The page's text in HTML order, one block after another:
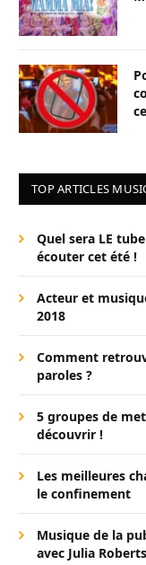
TOP ARTICLES
Quel sera LE
écouter cet été !
Acteur et
2018
Comment
paroles ?
5 groupes de
découvrir !
Les meilleures
le confinement
Musique de la
avec Julia Roberts